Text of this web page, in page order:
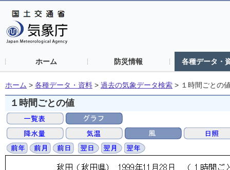
ホーム 防災情報 各種データ・
ホーム > 各種データ・資料 > 過去の気象データ検索 > １時間ごとの
１時間ごとの値